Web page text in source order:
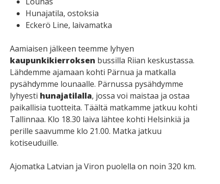
Hunajatila, ostoksia
Eckerö Line, laivamatka
Aamiaisen jälkeen teemme lyhyen
kaupunkikierroksen bussilla Riian keskustassa.
Lähdemme ajamaan kohti Pärnua ja matkalla
pysähdymme lounaalle. Pärnussa pysähdymme
lyhyesti hunajatilalla, jossa voi maistaa ja ostaa
paikallisia tuotteita. Täältä matkamme jatkuu kohti
Tallinnaa. Klo 18.30 laiva lähtee kohti Helsinkiä ja
perille saavumme klo 21.00. Matka jatkuu
kotiseuduille.
Ajomatka Latvian ja Viron puolella on noin 320 km.